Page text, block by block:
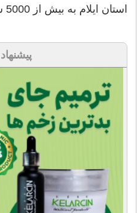
استان ایلام به بیش از 5000 سال می‌رسد.